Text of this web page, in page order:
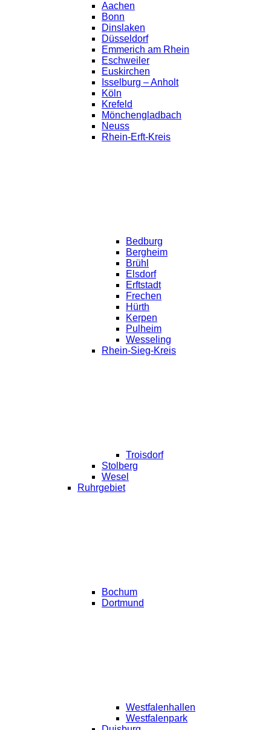
Aachen
Bonn
Dinslaken
Düsseldorf
Emmerich am Rhein
Eschweiler
Euskirchen
Isselburg – Anholt
Köln
Krefeld
Mönchengladbach
Neuss
Rhein-Erft-Kreis
Bedburg
Bergheim
Brühl
Elsdorf
Erftstadt
Frechen
Hürth
Kerpen
Pulheim
Wesseling
Rhein-Sieg-Kreis
Troisdorf
Stolberg
Wesel
Ruhrgebiet
Bochum
Dortmund
Westfalenhallen
Westfalenpark